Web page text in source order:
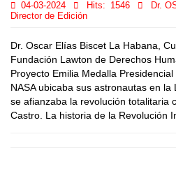
04-03-2024 Hits: 1546
Dr.
Director de Edición
Dr. Oscar Elías Biscet La Habana,
Fundación Lawton de Derechos
Proyecto Emilia Medalla
NASA ubicaba sus astronautas en
se afianzaba la revolución totalitaria
Castro. La historia de la Revolución